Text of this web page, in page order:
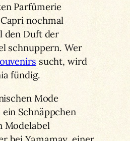
Parfümerie
nochmal
den Duft der
schnuppern. Wer
sucht, wird
fündig.
Mode
Schnäppchen
Modelabel